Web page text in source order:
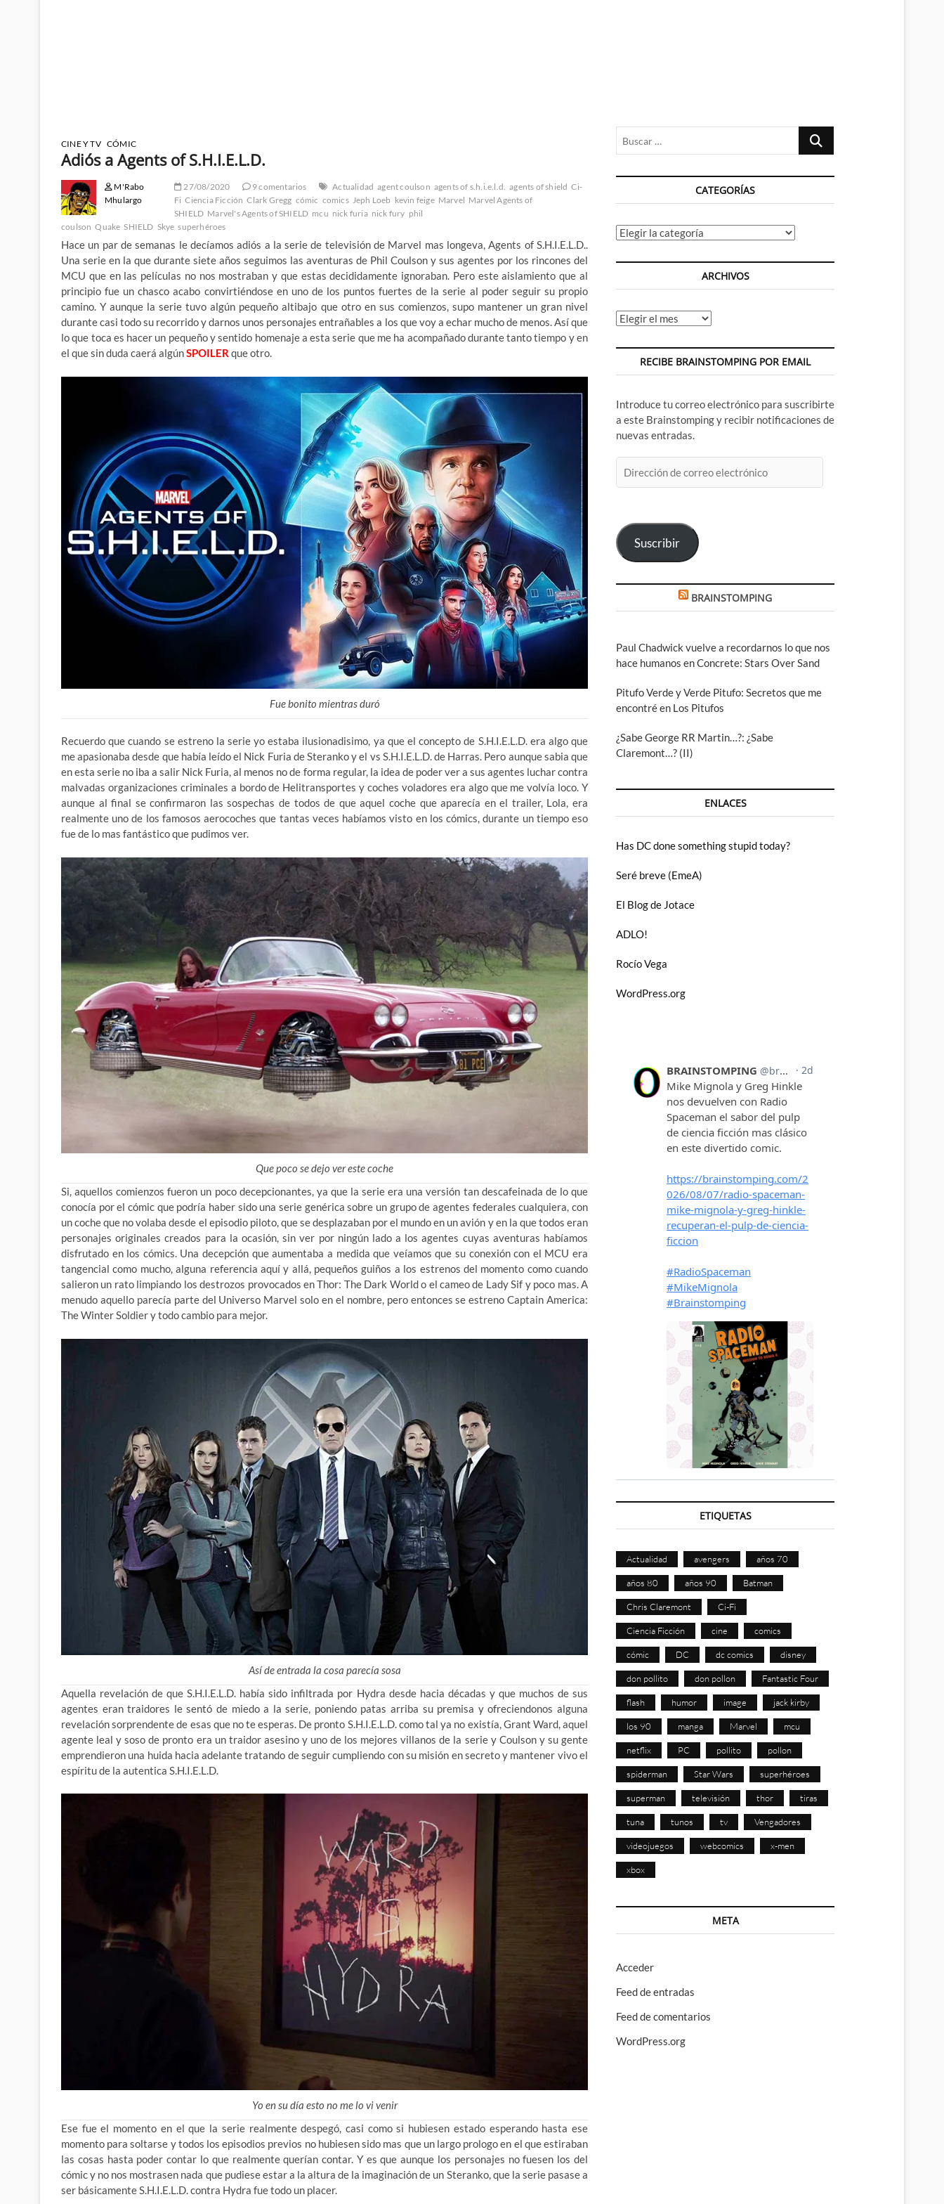
CINE Y TV CÓMIC
Adiós a Agents of S.H.I.E.L.D.
M'Rabo
Mhulargo
27/08/2020 9 comentarios Actualidad agent coulson agents of s.h.i.e.l.d. agents of shield Ci-
Fi Ciencia Ficción Clark Gregg cómic comics Jeph Loeb kevin feige Marvel Marvel Agents of
SHIELD Marvel's Agents of SHIELD mcu nick furia nick fury phil
coulson Quake SHIELD Skye superhéroes
Hace un par de semanas le decíamos adiós a la serie de televisión de Marvel mas longeva, Agents of S.H.I.E.L.D..
Una serie en la que durante siete años seguimos las aventuras de Phil Coulson y sus agentes por los rincones del
MCU que en las películas no nos mostraban y que estas decididamente ignoraban. Pero este aislamiento que al
principio fue un chasco acabo convirtiéndose en uno de los puntos fuertes de la serie al poder seguir su propio
camino. Y aunque la serie tuvo algún pequeño altibajo que otro en sus comienzos, supo mantener un gran nivel
durante casi todo su recorrido y darnos unos personajes entrañables a los que voy a echar mucho de menos. Así que
lo que toca es hacer un pequeño y sentido homenaje a esta serie que me ha acompañado durante tanto tiempo y en
el que sin duda caerá algúnSPOILER que otro.
Fue bonito mientras duró
Recuerdo que cuando se estreno la serie yo estaba ilusionadisimo, ya que el concepto de S.H.I.E.L.D. era algo que
me apasionaba desde que había leído el Nick Furia de Steranko y el vs S.H.I.E.L.D. de Harras. Pero aunque sabia que
en esta serie no iba a salir Nick Furia, al menos no de forma regular, la idea de poder ver a sus agentes luchar contra
malvadas organizaciones criminales a bordo de Helitransportes y coches voladores era algo que me volvía loco. Y
aunque al final se confirmaron las sospechas de todos de que aquel coche que aparecía en el trailer, Lola, era
realmente uno de los famosos aerocoches que tantas veces habíamos visto en los cómics, durante un tiempo eso
fue de lo mas fantástico que pudimos ver.
Que poco se dejo ver este coche
Si, aquellos comienzos fueron un poco decepcionantes, ya que la serie era una versión tan descafeinada de lo que
conocía por el cómic que podría haber sido una serie genérica sobre un grupo de agentes federales cualquiera, con
un coche que no volaba desde el episodio piloto, que se desplazaban por el mundo en un avión y en la que todos eran
personajes originales creados para la ocasión, sin ver por ningún lado a los agentes cuyas aventuras habíamos
disfrutado en los cómics. Una decepción que aumentaba a medida que veíamos que su conexión con el MCU era
tangencial como mucho, alguna referencia aquí y allá, pequeños guiños a los estrenos del momento como cuando
salieron un rato limpiando los destrozos provocados en Thor: The Dark World o el cameo de Lady Sif y poco mas. A
menudo aquello parecía parte del Universo Marvel solo en el nombre, pero entonces se estreno Captain America:
The Winter Soldier y todo cambio para mejor.
Así de entrada la cosa parecía sosa
Aquella revelación de que S.H.I.E.L.D. había sido infiltrada por Hydra desde hacia décadas y que muchos de sus
agentes eran traidores le sentó de miedo a la serie, poniendo patas arriba su premisa y ofreciendonos alguna
revelación sorprendente de esas que no te esperas. De pronto S.H.I.E.L.D. como tal ya no existía, Grant Ward, aquel
agente leal y soso de pronto era un traidor asesino y uno de los mejores villanos de la serie y Coulson y su gente
emprendieron una huida hacia adelante tratando de seguir cumpliendo con su misión en secreto y mantener vivo el
espíritu de la autentica S.H.I.E.L.D.
Yo en su día esto no me lo vi venir
Ese fue el momento en el que la serie realmente despegó, casi como si hubiesen estado esperando hasta ese
momento para soltarse y todos los episodios previos no hubiesen sido mas que un largo prologo en el que estiraban
las cosas hasta poder contar lo que realmente querían contar. Y es que aunque los personajes no fuesen los del
cómic y no nos mostrasen nada que pudiese estar a la altura de la imaginación de un Steranko, que la serie pasase a
ser básicamente S.H.I.E.L.D. contra Hydra fue todo un placer.
Buscar
CATEGORÍAS
Categorías
ARCHIVOS
Archivos
RECIBE BRAINSTOMPING POR EMAIL
Introduce tu correo electrónico para suscribirte
a este Brainstomping y recibir notificaciones de
nuevas entradas.
de
Suscribir
BRAINSTOMPING
Paul Chadwick vuelve a recordarnos lo que nos
hace humanos en Concrete: Stars Over Sand
Pitufo Verde y Verde Pitufo: Secretos que me
encontré en Los Pitufos
¿Sabe George RR Martin…?: ¿Sabe
Claremont…? (II)
ENLACES
Has DC done something stupid today?
Seré breve (EmeA)
El Blog de Jotace
ADLO!
Rocío Vega
WordPress.org
ETIQUETAS
Actualidad avengers años 70
años 80 años 90 Batman
Chris Claremont Ci-Fi
Ciencia Ficción cine comics
cómic DC dc comics disney
don pollito don pollon Fantastic Four
flash humor image jack kirby
los 90 manga Marvel mcu
netflix PC pollito pollon
spiderman Star Wars superhéroes
superman televisión thor tiras
tuna tunos tv Vengadores
videojuegos webcomics x-men
xbox
META
Acceder
Feed de entradas
Feed de comentarios
WordPress.org